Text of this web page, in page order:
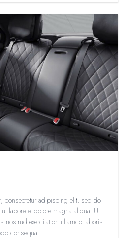
consectetur adipiscing elit, sed do
labore et dolore magna aliqua. Ut
nostrud exercitation ullamco laboris
consequat.